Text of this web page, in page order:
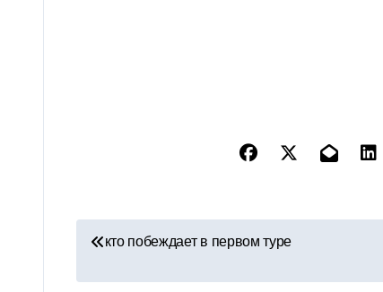
Н
а
кто побеждает в первом туре